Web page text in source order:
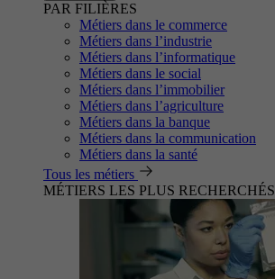
PAR FILIÈRES
Métiers dans le commerce
Métiers dans l’industrie
Métiers dans l’informatique
Métiers dans le social
Métiers dans l’immobilier
Métiers dans l’agriculture
Métiers dans la banque
Métiers dans la communication
Métiers dans la santé
Tous les métiers
MÉTIERS LES PLUS RECHERCHÉS